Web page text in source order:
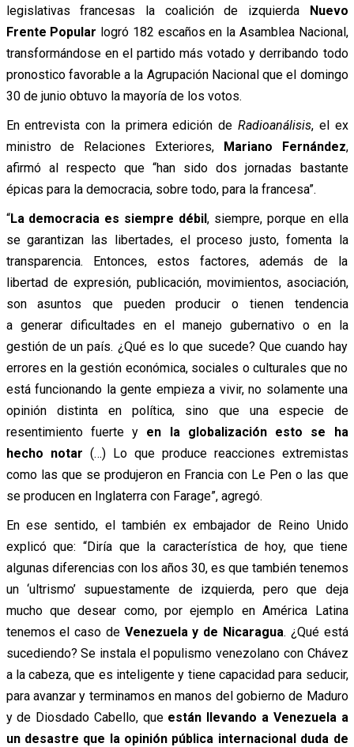
legislativas francesas la coalición de izquierdaNuevo
Frente Popular logró 182 escaños en la Asamblea Nacional,
transformándose en el partido más votado y derribando todo
pronostico favorable a la Agrupación Nacional que el domingo
30 de junio obtuvo la mayoría de los votos.
En entrevista con la primera edición de Radioanálisis, el ex
ministro de Relaciones Exteriores,Mariano Fernández,
afirmó al respecto que “han sido dos jornadas bastante
épicas para la democracia, sobre todo, para la francesa”.
“La democracia es siempre débil, siempre, porque en ella
se garantizan las libertades, el proceso justo, fomenta la
transparencia. Entonces, estos factores, además de la
libertad de expresión, publicación, movimientos, asociación,
son asuntos que pueden producir o tienen tendencia
a generar dificultades en el manejo gubernativo o en la
gestión de un país. ¿Qué es lo que sucede? Que cuando hay
errores en la gestión económica, sociales o culturales que no
está funcionando la gente empieza a vivir, no solamente una
opinión distinta en política, sino que una especie de
resentimiento fuerte y en la globalización esto se ha
hecho notar (…) Lo que produce reacciones extremistas
como las que se produjeron en Francia con Le Pen o las que
se producen en Inglaterra con Farage”, agregó.
En ese sentido, el también ex embajador de Reino Unido
explicó que: “Diría que la característica de hoy, que tiene
algunas diferencias con los años 30, es que también tenemos
un ‘ultrismo’ supuestamente de izquierda, pero que deja
mucho que desear como, por ejemplo en América Latina
tenemos el caso de Venezuela y de Nicaragua. ¿Qué está
sucediendo? Se instala el populismo venezolano con Chávez
a la cabeza, que es inteligente y tiene capacidad para seducir,
para avanzar y terminamos en manos del gobierno de Maduro
y de Diosdado Cabello, que están llevando a Venezuela a
un desastre que la opinión pública internacional duda de